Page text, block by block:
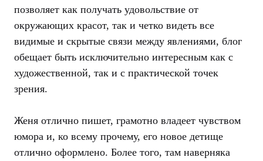
позволяет как получать удовольствие от
окружающих красот, так и четко видеть все
видимые и скрытые связи между явлениями, блог
обещает быть исключительно интересным как с
художественной, так и с практической точек
зрения.
Женя отлично пишет, грамотно владеет чувством
юмора и, ко всему прочему, его новое детище
отлично оформлено. Более того, там наверняка